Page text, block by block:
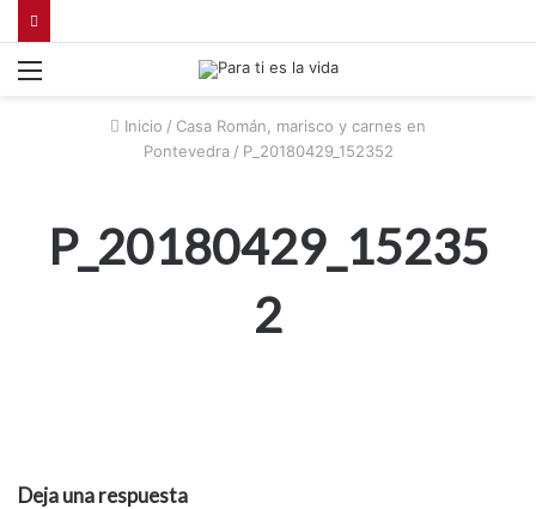
Inicio / Casa Román, marisco y carnes en
Pontevedra / P_20180429_152352
P_20180429_15235
2
Deja una respuesta